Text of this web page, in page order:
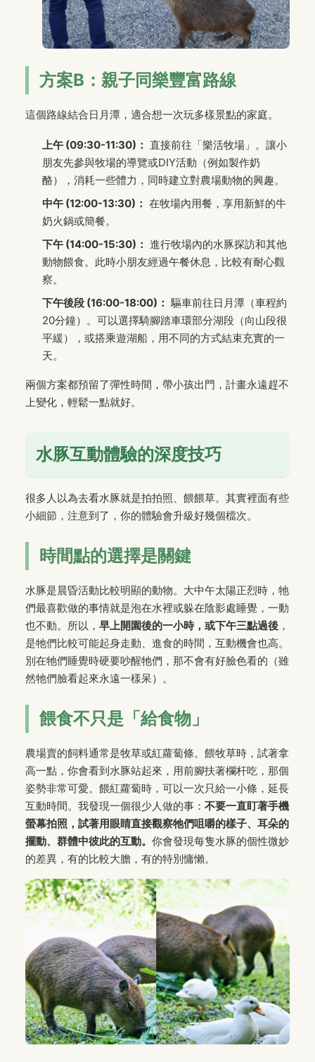
方案B：親子同樂豐富路線
這個路線結合日月潭，適合想一次玩多樣景點的家庭。
上午 (09:30-11:30)： 直接前往「樂活牧場」。讓小
朋友先參與牧場的導覽或DIY活動（例如製作奶
酪），消耗一些體力，同時建立對農場動物的興趣。
中午 (12:00-13:30)： 在牧場內用餐，享用新鮮的牛
奶火鍋或簡餐。
下午 (14:00-15:30)： 進行牧場內的水豚探訪和其他
動物餵食。此時小朋友經過午餐休息，比較有耐心觀
察。
下午後段 (16:00-18:00)： 驅車前往日月潭（車程約
20分鐘）。可以選擇騎腳踏車環部分湖段（向山段很
平緩），或搭乘遊湖船，用不同的方式結束充實的一
天。
兩個方案都預留了彈性時間，帶小孩出門，計畫永遠趕不
上變化，輕鬆一點就好。
水豚互動體驗的深度技巧
很多人以為去看水豚就是拍拍照、餵餵草。其實裡面有些
小細節，注意到了，你的體驗會升級好幾個檔次。
時間點的選擇是關鍵
水豚是晨昏活動比較明顯的動物。大中午太陽正烈時，牠
們最喜歡做的事情就是泡在水裡或躲在陰影處睡覺，一動
也不動。所以， 早上開園後的一小時，或下午三點過後 ，
是牠們比較可能起身走動、進食的時間，互動機會也高。
別在牠們睡覺時硬要吵醒牠們，那不會有好臉色看的（雖
然牠們臉看起來永遠一樣呆）。
餵食不只是「給食物」
農場賣的飼料通常是牧草或紅蘿蔔條。餵牧草時，試著拿
高一點，你會看到水豚站起來，用前腳扶著欄杆吃，那個
姿勢非常可愛。餵紅蘿蔔時，可以一次只給一小條，延長
互動時間。我發現一個很少人做的事： 不要一直盯著手機
螢幕拍照，試著用眼睛直接觀察牠們咀嚼的樣子、耳朵的
擺動、群體中彼此的互動。 你會發現每隻水豚的個性微妙
的差異，有的比較大膽，有的特別慵懶。